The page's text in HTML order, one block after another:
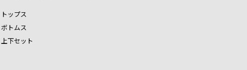
トップス
ボトムス
上下セット